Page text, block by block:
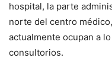
hospital, la parte
norte del centro
actualmente ocupan a
consultorios.